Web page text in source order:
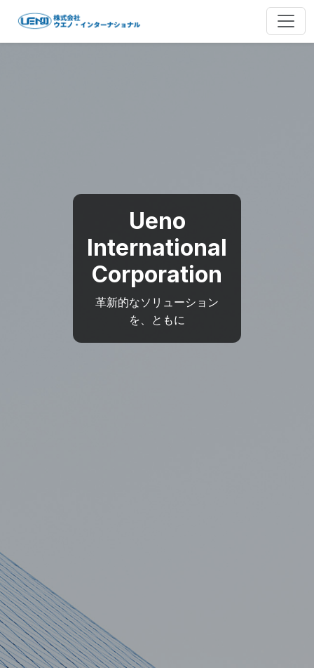
Ueno
International
Corporation
革新的なソリューション
を、ともに